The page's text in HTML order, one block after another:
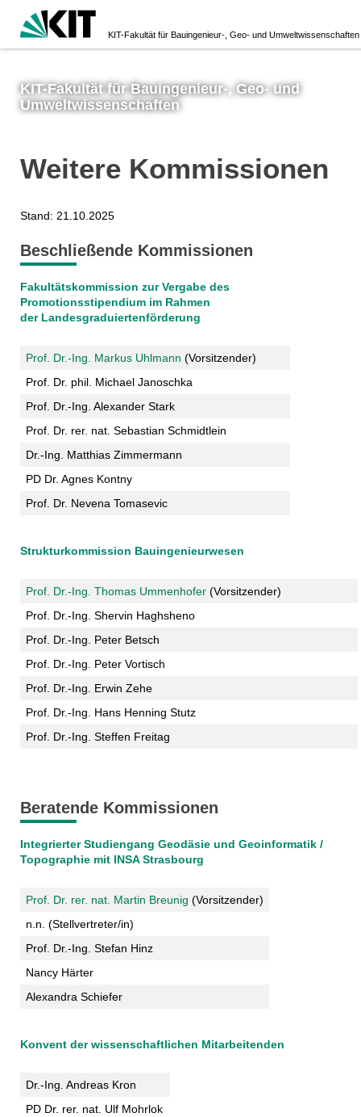
KIT-Fakultät für Bauingenieur-, Geo- und Umweltwissenschaften
KIT-Fakultät für Bauingenieur-, Geo- und
Umweltwissenschaften
Weitere Kommissionen
Stand: 21.10.2025
Beschließende Kommissionen
Fakultätskommission zur Vergabe des
Promotionsstipendium im Rahmen
der Landesgraduiertenförderung
Prof. Dr.-Ing. Markus Uhlmann (Vorsitzender)
Prof. Dr. phil. Michael Janoschka
Prof. Dr.-Ing. Alexander Stark
Prof. Dr. rer. nat. Sebastian Schmidtlein
Dr.-Ing. Matthias Zimmermann
PD Dr. Agnes Kontny
Prof. Dr. Nevena Tomasevic
Strukturkommission Bauingenieurwesen
Prof. Dr.-Ing. Thomas Ummenhofer (Vorsitzender)
Prof. Dr.-Ing. Shervin Haghsheno
Prof. Dr.-Ing. Peter Betsch
Prof. Dr.-Ing. Peter Vortisch
Prof. Dr.-Ing. Erwin Zehe
Prof. Dr.-Ing. Hans Henning Stutz
Prof. Dr.-Ing. Steffen Freitag
Beratende Kommissionen
Integrierter Studiengang Geodäsie und Geoinformatik /
Topographie mit INSA Strasbourg
Prof. Dr. rer. nat. Martin Breunig (Vorsitzender)
n.n. (Stellvertreter/in)
Prof. Dr.-Ing. Stefan Hinz
Nancy Härter
Alexandra Schiefer
Konvent der wissenschaftlichen Mitarbeitenden
Dr.-Ing. Andreas Kron
PD Dr. rer. nat. Ulf Mohrlok